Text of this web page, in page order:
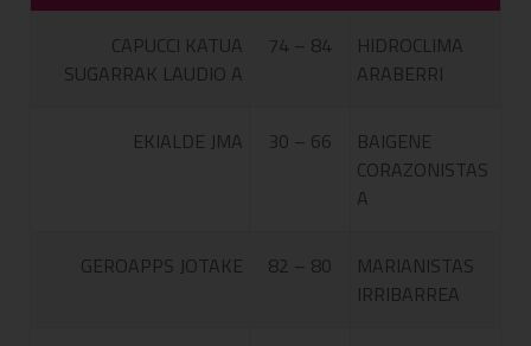
CAPUCCI KATUA
SUGARRAK LAUDIO A
74 – 84
HIDROCLIMA
ARABERRI
EKIALDE JMA 30 – 66
BAIGENE
CORAZONISTAS
A
GEROAPPS JOTAKE 82 – 80
MARIANISTAS
IRRIBARREA